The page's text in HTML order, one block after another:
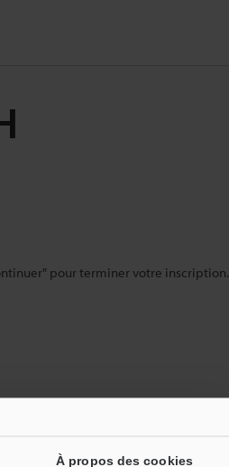
À propos des cookies
pour terminer votre inscription.